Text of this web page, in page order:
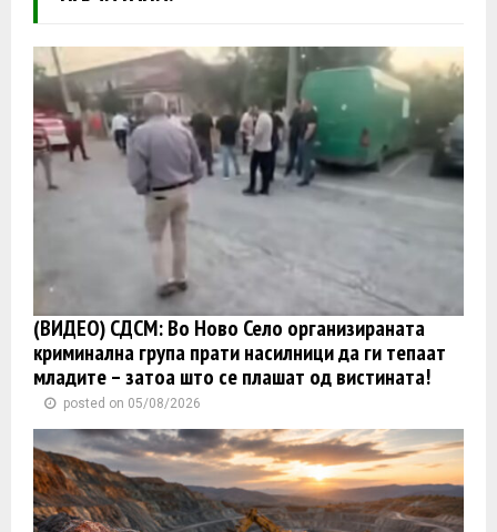
(ВИДЕО) СДСМ: Во Ново Село организираната
криминална група прати насилници да ги тепаат
младите – затоа што се плашат од вистината!
posted on 05/08/2026